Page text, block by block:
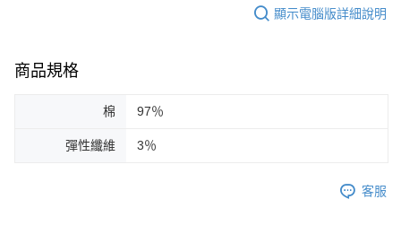
顯示電腦版詳細說明
商品規格
棉 97％
彈性纖維 3％
客服